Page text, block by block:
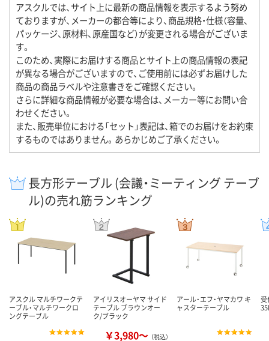
アスクルでは、サイト上に最新の商品情報を表示するよう努め
ておりますが、メーカーの都合等により、商品規格・仕様（容量、
パッケージ、原材料、原産国など）が変更される場合がございま
す。
このため、実際にお届けする商品とサイト上の商品情報の表記
が異なる場合がございますので、ご使用前には必ずお届けした
商品の商品ラベルや注意書きをご確認ください。
さらに詳細な商品情報が必要な場合は、メーカー等にお問い合
わせください。
また、販売単位における「セット」表記は、箱でのお届けをお約束
するものではありません。あらかじめご了承ください。
長方形テーブル (会議・ミーティング テーブ
ル)の売れ筋ランキング
アスクル マルチワークテ
ーブル・マルチワークロ
ングテーブル
アイリスオーヤマ サイド
テーブル ブラウンオー
ク/ブラック
￥3,980～ （税込）
アール・エフ・ヤマカワ キ
ャスターテーブル
受